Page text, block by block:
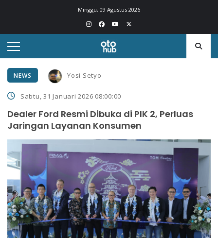
Minggu, 09 Agustus 2026
NEWS Yosi Setyo
Sabtu, 31 Januari 2026 08:00:00
Dealer Ford Resmi Dibuka di PIK 2, Perluas
Jaringan Layanan Konsumen